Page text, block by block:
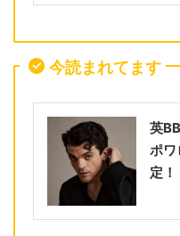
今読まれてます
英
ポワ
定！